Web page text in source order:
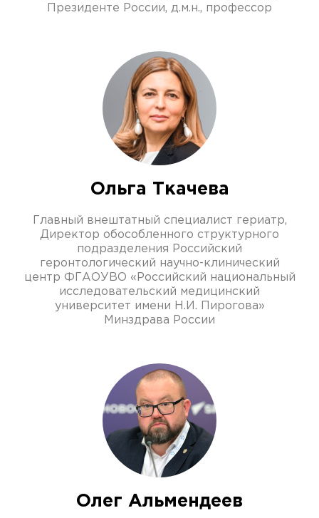
Президенте России, д.м.н., профессор
Ольга Ткачева
Главный внештатный специалист гериатр,
Директор обособленного структурного
подразделения Российский
геронтологический научно-клинический
центр ФГАОУВО «Российский национальный
исследовательский медицинский
университет имени Н.И. Пирогова»
Минздрава России
Олег Альмендеев